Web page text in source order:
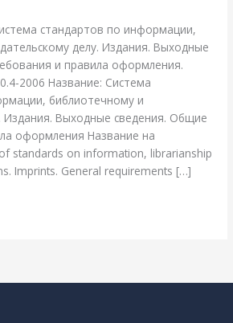
стандартов по информации,
делу. Издания. Выходные
и правила оформления.
2006 Название: Система
библиотечному и
Издания. Выходные сведения. Общие
оформления Название на
standards on information, librarianship
Imprints. General requirements […]